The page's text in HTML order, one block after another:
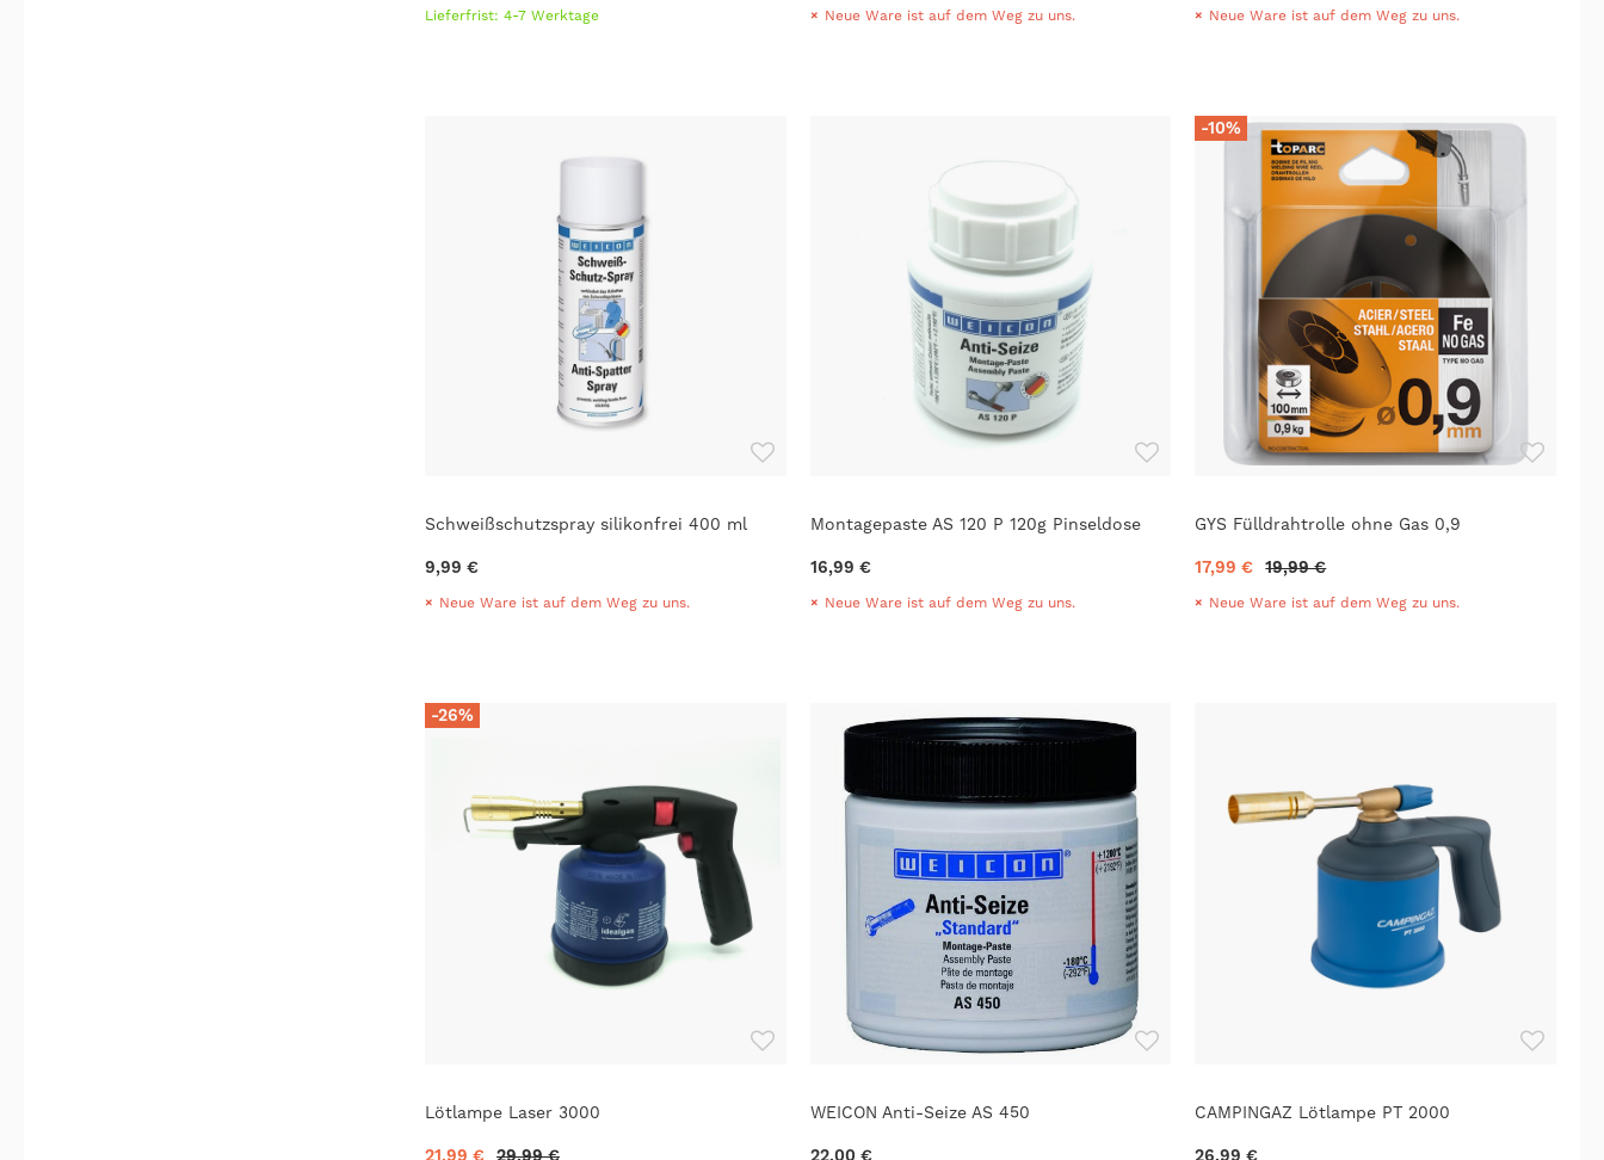
Lieferfrist: 4-7 Werktage Neue Ware ist auf dem Weg zu uns. Neue Ware ist auf dem Weg zu uns.
Schweißschutzspray silikonfrei 400 ml
9,99 €
Neue Ware ist auf dem Weg zu uns.
Montagepaste AS 120 P 120g Pinseldose
16,99 €
Neue Ware ist auf dem Weg zu uns.
-10%
GYS Fülldrahtrolle ohne Gas 0,9
17,99 € 19,99 €
Neue Ware ist auf dem Weg zu uns.
-26%
Lötlampe Laser 3000
21,99 € 29,99 €
WEICON Anti-Seize AS 450
22,00 €
CAMPINGAZ Lötlampe PT 2000
26,99 €